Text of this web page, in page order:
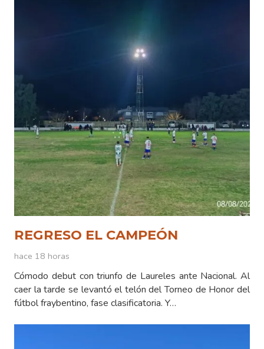
REGRESO EL CAMPEÓN
hace 18 horas
Cómodo debut con triunfo de Laureles ante Nacional. Al
caer la tarde se levantó el telón del Torneo de Honor del
fútbol fraybentino, fase clasificatoria. Y…